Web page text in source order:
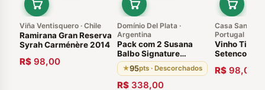
Viña Ventisquero · Chile
Ramirana Gran Reserva
Syrah Carménère 2014
R$ 98,00
Domínio Del Plata ·
Argentina
Pack com 2 Susana
Balbo Signature
Cabernet Sauvignon
Vinícula Domínio Del
Plata Região de
★95pts · Descorchados
R$ 338,00
Casa Santos
Portugal
Vinho Tinto
Setencostas
750ml
R$ 98,00